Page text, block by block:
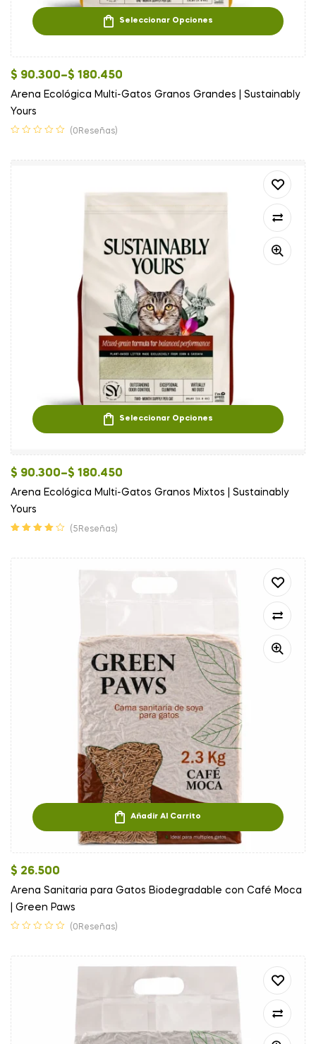
Seleccionar Opciones
$ 90.300–$ 180.450
Arena Ecológica Multi-Gatos Granos Grandes | Sustainably
Yours
(0Reseñas)
Seleccionar Opciones
$ 90.300–$ 180.450
Arena Ecológica Multi-Gatos Granos Mixtos | Sustainably
Yours
(5Reseñas)
Añadir Al Carrito
$ 26.500
Arena Sanitaria para Gatos Biodegradable con Café Moca
| Green Paws
(0Reseñas)